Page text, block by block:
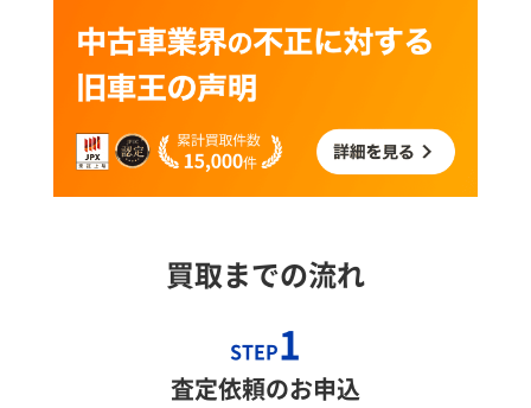
買取までの流れ
STEP1
査定依頼のお申込